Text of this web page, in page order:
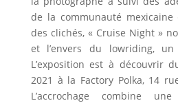
de la communauté mexicaine
des clichés, « Cruise Night »
et l’envers du lowriding,
L’exposition est à découvrir
2021 à la Factory Polka, 14
L’accrochage combine